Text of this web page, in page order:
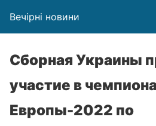
Вечірні новини
Сборная Украины
участие в
Европы-2022 по